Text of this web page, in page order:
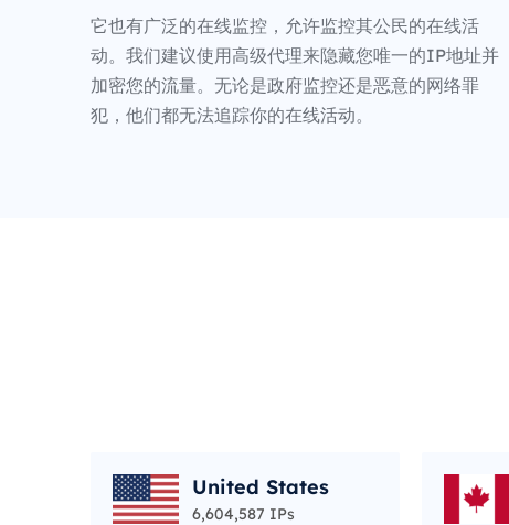
它也有广泛的在线监控，允许监控其公民的在线活
动。我们建议使用高级代理来隐藏您唯一的IP地址并
加密您的流量。无论是政府监控还是恶意的网络罪
犯，他们都无法追踪你的在线活动。
United States
6,604,587 IPs